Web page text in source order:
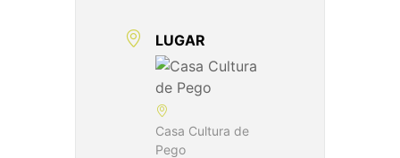
LUGAR
Casa Cultura de
Pego